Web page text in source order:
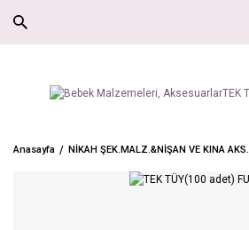
Anasayfa NİKAH ŞEK.MALZ.&NİŞAN VE KINA AKS.